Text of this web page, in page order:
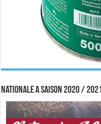
Nationale A saison 2020 / 2021